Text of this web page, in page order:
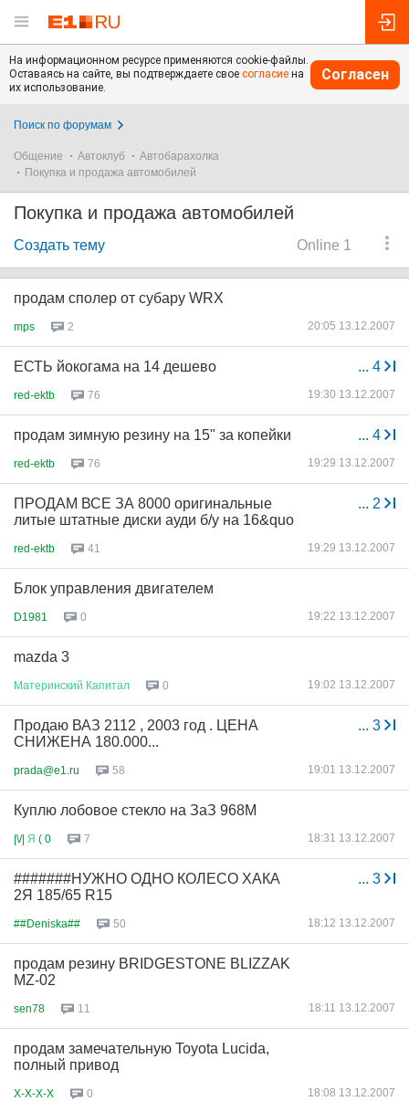
На информационном ресурсе применяются cookie-файлы.
Оставаясь на сайте, вы подтверждаете свое согласие на
их использование.
Согласен
Поиск по форумам
Общение Автоклуб
Автобарахолка
Покупка и продажа автомобилей
Покупка и продажа автомобилей
Online 1
Создать тему
продам сполер от субару WRX
mps 2 20:05 13.12.2007
... 4
ЕСТЬ йокогама на 14 дешево
red-ektb 76 19:30 13.12.2007
... 4
продам зимную резину на 15" за копейки
red-ektb 76 19:29 13.12.2007
... 2
ПРОДАМ ВСЕ ЗА 8000 оригинальные
литые штатные диски ауди б/у на 16&quo
red-ektb 41 19:29 13.12.2007
Блок управления двигателем
D1981 0 19:22 13.12.2007
mazda 3
Материнский Капитал 0 19:02 13.12.2007
... 3
Продаю ВАЗ 2112 , 2003 год . ЦЕНА
СНИЖЕНА 180.000...
prada@e1.ru 58 19:01 13.12.2007
Куплю лобовое стекло на ЗаЗ 968М
|\/| Я ( 0 7 18:31 13.12.2007
... 3
#######НУЖНО ОДНО КОЛЕСО ХАКА
2Я 185/65 R15
##Deniska## 50 18:12 13.12.2007
продам резину BRIDGESTONE BLIZZAK
MZ-02
sen78 11 18:11 13.12.2007
продам замечательную Toyota Lucida,
полный привод
X-X-X-X 0 18:08 13.12.2007